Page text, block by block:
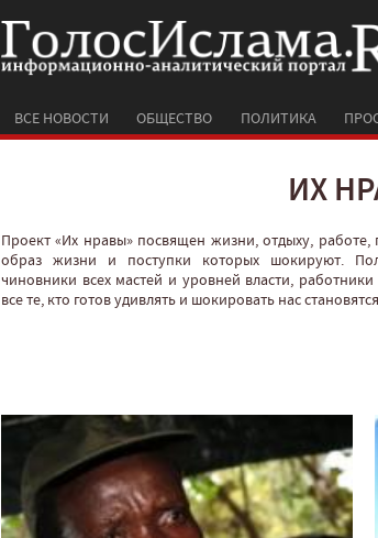
ВСЕ НОВОСТИ ОБЩЕСТВО ПОЛИТИКА
ИХ
Проект «Их нравы» посвящен жизни, отдыху,
образ жизни и поступки которых шокируют.
чиновники всех мастей и уровней власти,
все те, кто готов удивлять и шокировать нас